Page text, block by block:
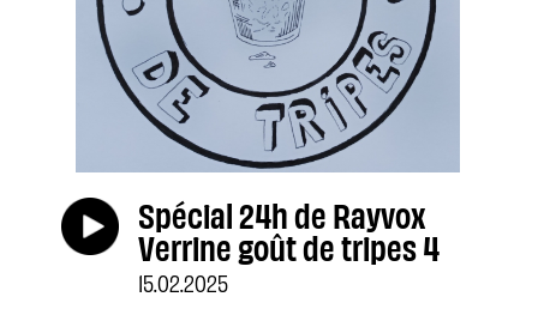
Spécial 24h de Rayvox
Verrine goût de tripes 4
15.02.2025